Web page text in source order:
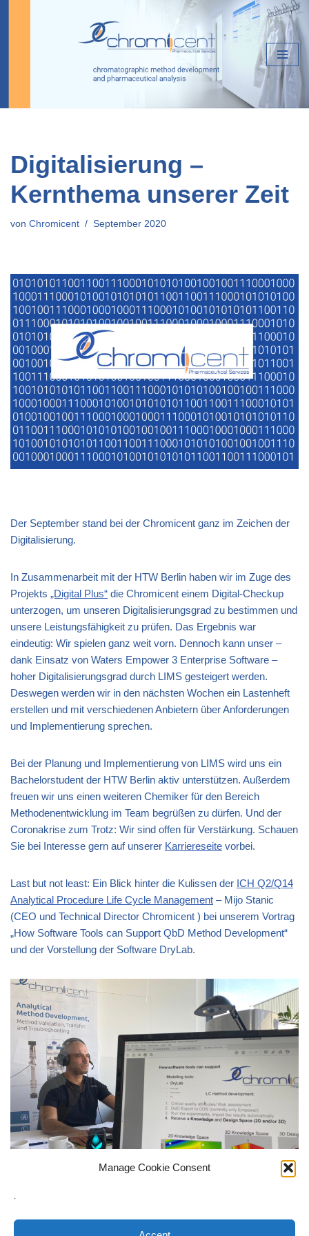
Manage Cookie Consent
.
Digitalisierung –
Kernthema unserer Zeit
von Chromicent September 2020
Der September stand bei der Chromicent ganz im Zeichen der
Digitalisierung.
In Zusammenarbeit mit der HTW Berlin haben wir im Zuge des
Projekts „Digital Plus“ die Chromicent einem Digital-Checkup
unterzogen, um unseren Digitalisierungsgrad zu bestimmen und
unsere Leistungsfähigkeit zu prüfen. Das Ergebnis war
eindeutig: Wir spielen ganz weit vorn. Dennoch kann unser –
dank Einsatz von Waters Empower 3 Enterprise Software –
hoher Digitalisierungsgrad durch LIMS gesteigert werden.
Deswegen werden wir in den nächsten Wochen ein Lastenheft
erstellen und mit verschiedenen Anbietern über Anforderungen
und Implementierung sprechen.
Bei der Planung und Implementierung von LIMS wird uns ein
Bachelorstudent der HTW Berlin aktiv unterstützen. Außerdem
freuen wir uns einen weiteren Chemiker für den Bereich
Methodenentwicklung im Team begrüßen zu dürfen. Und der
Coronakrise zum Trotz: Wir sind offen für Verstärkung. Schauen
Sie bei Interesse gern auf unserer Karriereseite vorbei.
Last but not least: Ein Blick hinter die Kulissen der ICH Q2/Q14
Analytical Procedure Life Cycle Management – Mijo Stanic
(CEO und Technical Director Chromicent ) bei unserem Vortrag
„How Software Tools can Support QbD Method Development“
und der Vorstellung der Software DryLab.